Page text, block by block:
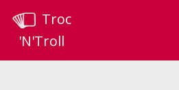
Troc
'N'Troll